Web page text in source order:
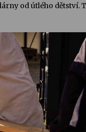
od útlého dětství.